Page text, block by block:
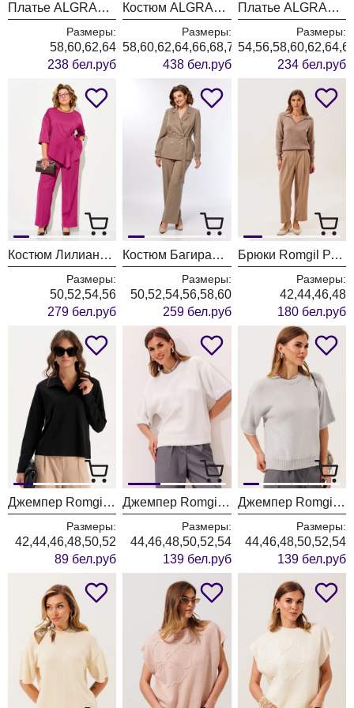
Платье ALGRANDA (Новелла Шарм) 4110-3
Размеры:
58,60,62,64
238 бел.руб
Костюм ALGRANDA (Новелла Шарм) 4181
Размеры:
58,60,62,64,66,68,70
438 бел.руб
Платье ALGRANDA (Новелла Шарм) 4176
Размеры:
234 бел.руб
Костюм Лилиана 1556 бургунди
Размеры:
50,52,54,56
279 бел.руб
Костюм БагираАнТа 1125 бежевый
Размеры:
50,52,54,56,58,60
259 бел.руб
Брюки Romgil РТ0202-ВИ5 бежевый
Размеры:
42,44,46,48
180 бел.руб
Джемпер Romgil РП0205-ХЛ5 черный
Размеры:
42,44,46,48,50,52
89 бел.руб
Джемпер Romgil РВ0562-ХЛ5 белый + серый
Размеры:
44,46,48,50,52,54
139 бел.руб
Джемпер Romgil РВ0562-ХЛ5 серый + белый
Размеры:
44,46,48,50,52,54
139 бел.руб